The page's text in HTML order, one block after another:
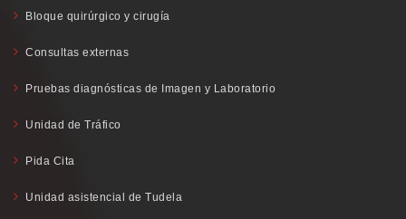
Bloque quirúrgico y cirugía
Consultas externas
Pruebas diagnósticas de Imagen y Laboratorio
Unidad de Tráfico
Pida Cita
Unidad asistencial de Tudela